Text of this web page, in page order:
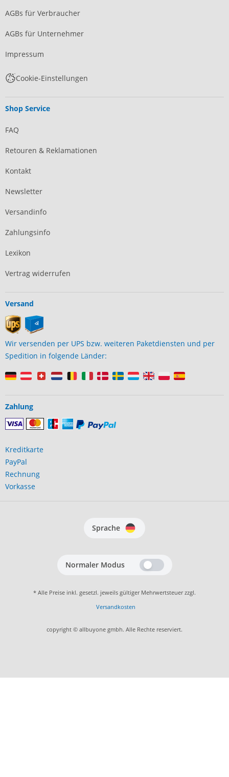
AGBs für Verbraucher
AGBs für Unternehmer
Impressum
Cookie-Einstellungen
Shop Service
FAQ
Retouren & Reklamationen
Kontakt
Newsletter
Versandinfo
Zahlungsinfo
Lexikon
Vertrag widerrufen
Versand
Wir versenden per UPS bzw. weiteren Paketdiensten und per
Spedition in folgende Länder:
Zahlung
Kreditkarte
PayPal
Rechnung
Vorkasse
Sprache
Normaler Modus
* Alle Preise inkl. gesetzl. jeweils gültiger Mehrwertsteuer zzgl.
Versandkosten
copyright © allbuyone gmbh. Alle Rechte reserviert.